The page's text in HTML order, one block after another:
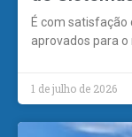
É com satisfação
aprovados para o
1 de julho de 2026